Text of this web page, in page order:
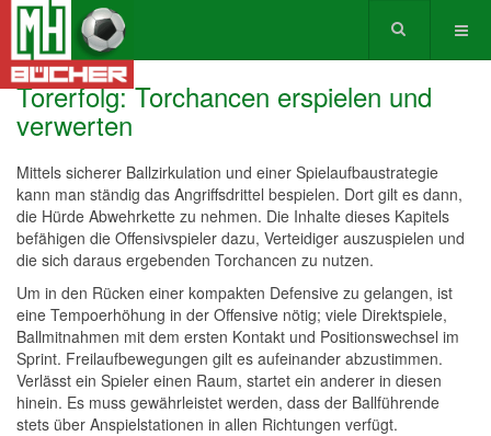
Torerfolg: Torchancen erspielen und
verwerten
Mittels sicherer Ballzirkulation und einer Spielaufbaustrategie
kann man ständig das Angriffsdrittel bespielen. Dort gilt es dann,
die Hürde Abwehrkette zu nehmen. Die Inhalte dieses Kapitels
befähigen die Offensivspieler dazu, Verteidiger auszuspielen und
die sich daraus ergebenden Torchancen zu nutzen.
Um in den Rücken einer kompakten Defensive zu gelangen, ist
eine Tempoerhöhung in der Offensive nötig; viele Direktspiele,
Ballmitnahmen mit dem ersten Kontakt und Positionswechsel im
Sprint. Freilaufbewegungen gilt es aufeinander abzustimmen.
Verlässt ein Spieler einen Raum, startet ein anderer in diesen
hinein. Es muss gewährleistet werden, dass der Ballführende
stets über Anspielstationen in allen Richtungen verfügt.